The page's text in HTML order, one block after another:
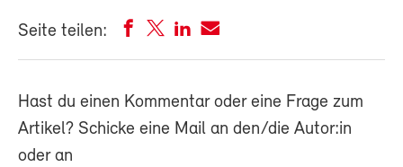
Seite teilen:
Hast du einen Kommentar oder eine Frage zum
Artikel? Schicke eine Mail an den/die Autor:in
oder an